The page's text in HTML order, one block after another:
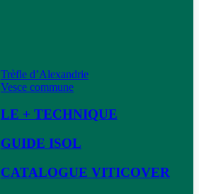
Trèfle d’Alexandrie
Vesce commune
LE + TECHNIQUE
GUIDE ISOL
CATALOGUE VITICOVER